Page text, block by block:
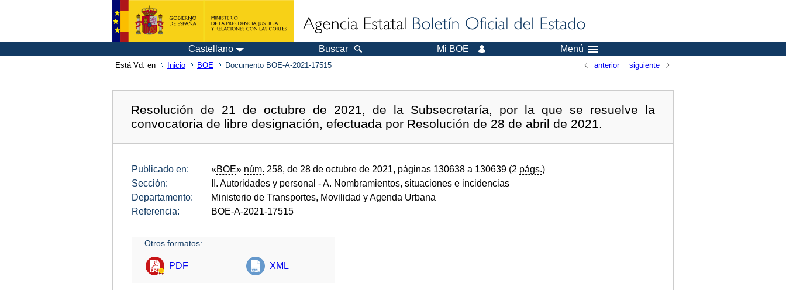
Castellano Buscar Mi BOE Menú
Está Vd. en Inicio BOE Documento BOE-A-2021-17515 anterior siguiente
Resolución de 21 de octubre de 2021, de la Subsecretaría, por la que se resuelve la
convocatoria de libre designación, efectuada por Resolución de 28 de abril de 2021.
Publicado en: «BOE» núm. 258, de 28 de octubre de 2021, páginas 130638 a 130639 (2 págs.)
Sección:
II. Autoridades y personal - A. Nombramientos, situaciones e incidencias
Departamento:
Ministerio de Transportes, Movilidad y Agenda Urbana
Referencia:
BOE-A-2021-17515
Otros formatos:
PDF XML